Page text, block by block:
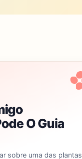
O Guia
sobre uma das plantas